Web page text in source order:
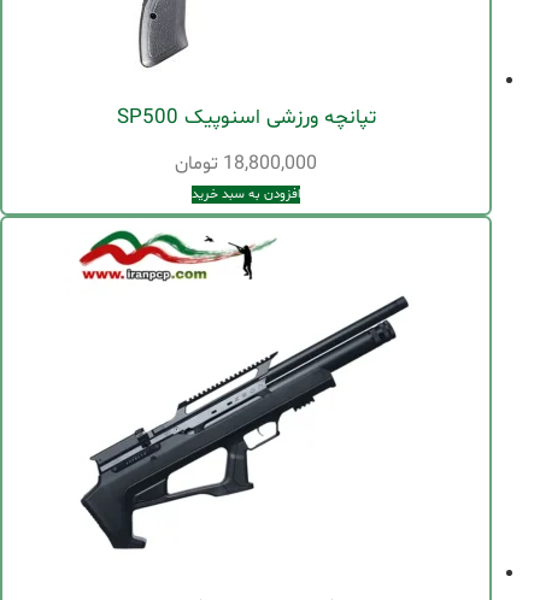
تپانچه ورزشی اسنوپیک SP500
18,800,000 تومان
افزودن به سبد خرید